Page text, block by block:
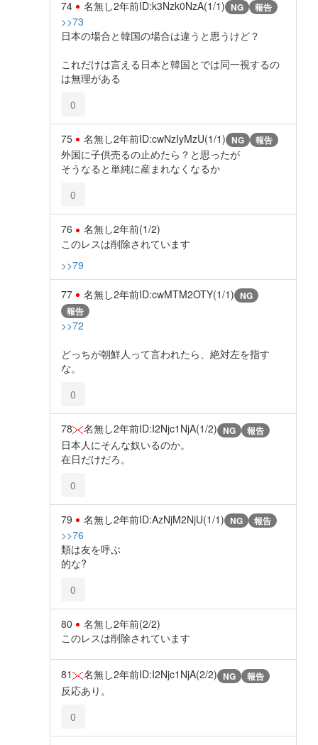
74 名無し2年前ID:k3Nzk0NzA(1/1) NG 報告
>>73
日本の場合と韓国の場合は違うと思うけど？
これだけは言える日本と韓国とでは同一視するの
は無理がある
0
75 名無し2年前ID:cwNzIyMzU(1/1) NG 報告
外国に子供売るの止めたら？と思ったが
そうなると単純に産まれなくなるか
0
76 名無し2年前(1/2)
このレスは削除されています
>>79
77 名無し2年前ID:cwMTM2OTY(1/1) NG
報告
>>72
どっちが朝鮮人って言われたら、絶対左を指す
な。
0
78 名無し2年前ID:I2Njc1NjA(1/2) NG 報告
日本人にそんな奴いるのか。
在日だけだろ。
0
79 名無し2年前ID:AzNjM2NjU(1/1) NG 報告
>>76
類は友を呼ぶ
的な?
0
80 名無し2年前(2/2)
このレスは削除されています
81 名無し2年前ID:I2Njc1NjA(2/2) NG 報告
反応あり。
0